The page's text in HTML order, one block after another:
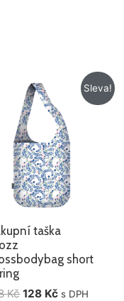
Sleva!
taška
short
Kč
Původní
cena
byla:
218 Kč.
128 Kč
Aktuální
cena
je:
128 Kč.
s DPH